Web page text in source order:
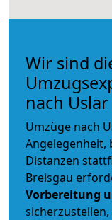
Wir sind
nach Uslar
Umzüge nach
Angelegenheit,
Distanzen
Breisgau
Vorbereitung
sicherzustellen,